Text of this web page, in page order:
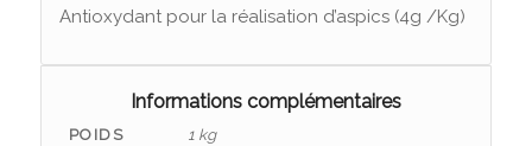
Antioxydant pour la réalisation d’aspics (4g /Kg)
Informations complémentaires
POIDS 1 kg